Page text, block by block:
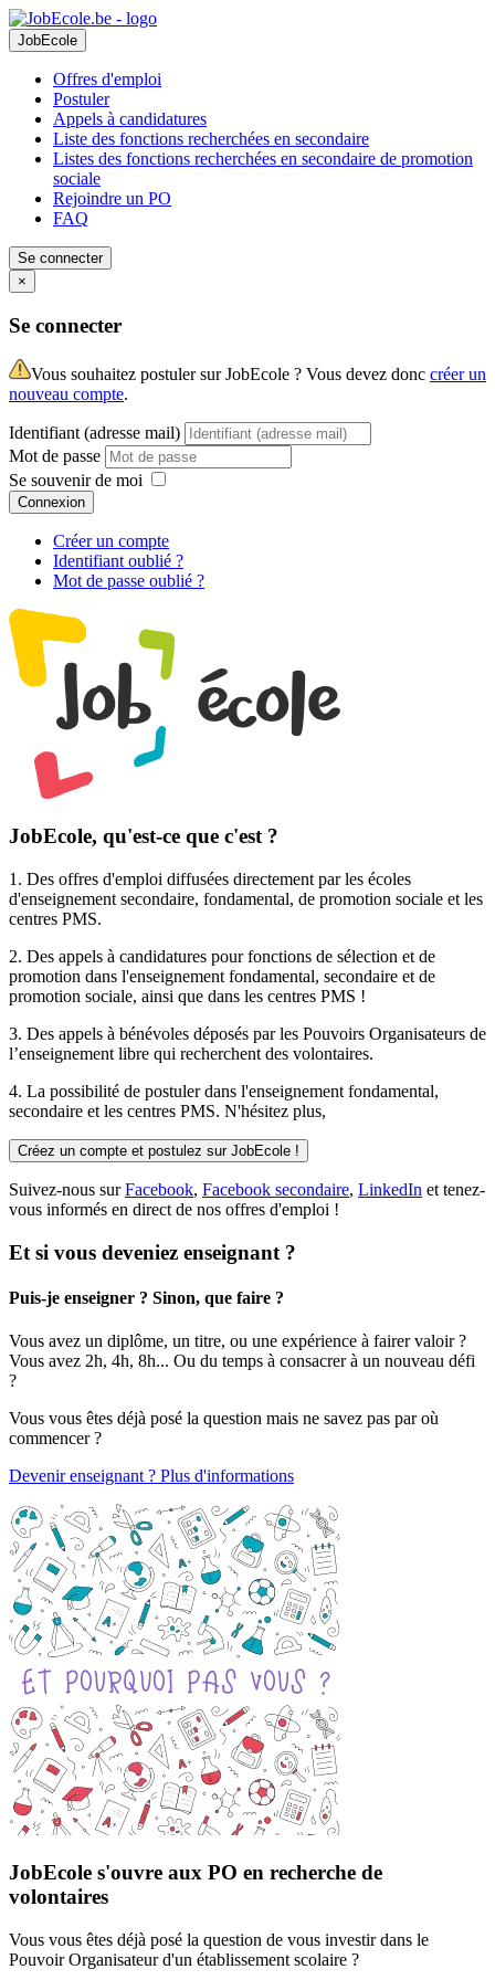
JobEcole
Offres d'emploi
Postuler
Appels à candidatures
Liste des fonctions recherchées en secondaire
Listes des fonctions recherchées en secondaire de promotion
sociale
Rejoindre un PO
FAQ
Se connecter
×
Se connecter
Vous souhaitez postuler sur JobEcole ? Vous devez donc créer un
nouveau compte.
Identifiant (adresse mail)
Mot de passe
Se souvenir de moi
Connexion
Créer un compte
Identifiant oublié ?
Mot de passe oublié ?
JobEcole, qu'est-ce que c'est ?
1. Des offres d'emploi diffusées directement par les écoles
d'enseignement secondaire, fondamental, de promotion sociale et les
centres PMS.
2. Des appels à candidatures pour fonctions de sélection et de
promotion dans l'enseignement fondamental, secondaire et de
promotion sociale, ainsi que dans les centres PMS !
3. Des appels à bénévoles déposés par les Pouvoirs Organisateurs de
l’enseignement libre qui recherchent des volontaires.
4. La possibilité de postulerdans l'enseignement fondamental,
secondaire et les centres PMS. N'hésitez plus,
Créez un compte et postulez sur JobEcole !
Suivez-nous surFacebook, Facebook secondaire, LinkedIn et tenez-
vous informés en direct de nos offres d'emploi !
Et si vous deveniez enseignant ?
Puis-je enseigner ? Sinon, que faire ?
Vous avez un diplôme, un titre, ou une expérience à fairer valoir ?
Vous avez 2h, 4h, 8h... Ou du temps à consacrer à un nouveau défi
?
Vous vous êtes déjà posé la question mais ne savez pas par où
commencer ?
Devenir enseignant ? Plus d'informations
JobEcole s'ouvre aux PO en recherche de
volontaires
Vous vous êtes déjà posé la question de vous investir dans le
Pouvoir Organisateur d'un établissement scolaire ?